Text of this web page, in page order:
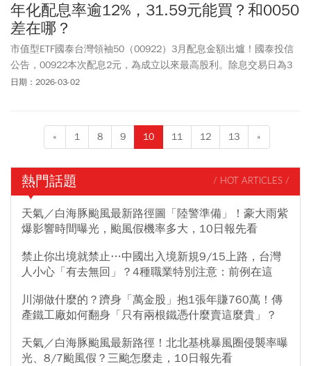
年化配息率逾12%，31.59元能買？和0050
差在哪？
市值型ETF國泰台灣領袖50（00922）3月配息金額出爐！國泰投信
公告，00922本次配息2元，為成立以來最高股利。除息交易日為3
月17日，想要參與領息的投資人，最後買進日為3月16日，4月14日
階版0050的00922，主打低碳轉型與龍頭企業策略，究竟能否超越
日期：2026-03-02
« 1 8 9 10 11 12 13 »
熱門話題 / HOT ARTICLES /
天氣／白海豚颱風最新路徑圖「陸警準備」！豪大雨紫
爆影響時間曝光，颱風假機率多大，10日報先看
禁止你出境就禁止…中國出入境新規9/15上路，台灣
人小心「有去無回」？4種職業特別注意：前例在這
川湖做什麼的？躋身「萬金股」抱1張年賺760萬！傳
產鐵工廠如何翻身「只有兩根鐵憑什麼賣這麼貴」？
天氣／白海豚颱風最新路徑！北北基桃暴風圈侵襲率曝
光、8/7颱風假？三颱怎麼走，10日報先看